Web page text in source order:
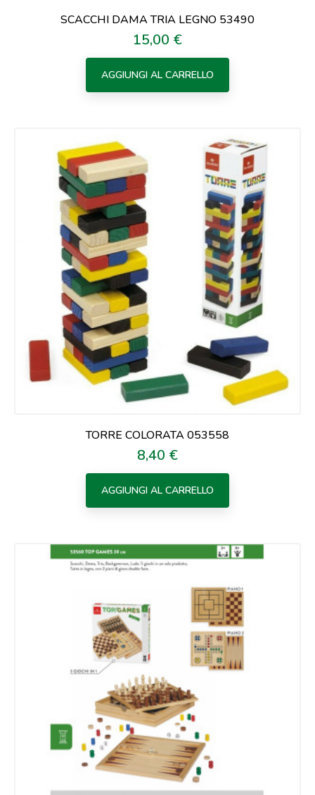
SCACCHI DAMA TRIA LEGNO 53490
Prezzo
15,00 €
AGGIUNGI AL CARRELLO
TORRE COLORATA 053558
Prezzo
8,40 €
AGGIUNGI AL CARRELLO